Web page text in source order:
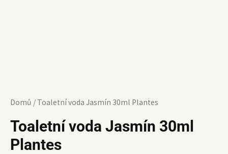
Domů / Toaletní voda Jasmín 30ml Plantes
Toaletní voda Jasmín 30ml
Plantes